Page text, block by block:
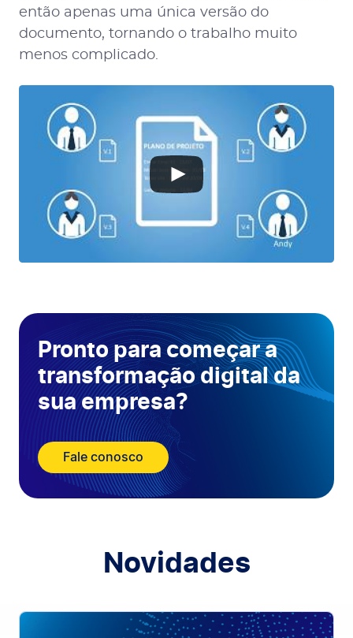
então apenas uma única versão do
documento, tornando o trabalho muito
menos complicado.
Pronto para começar a
transformação digital da
sua empresa?
Fale conosco
Novidades